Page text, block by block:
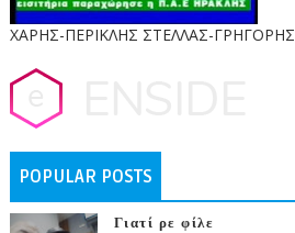
ΧΑΡΗΣ-ΠΕΡΙΚΛΗΣ ΣΤΕΛΛΑΣ-ΓΡΗΓΟΡΗΣ
POPULAR POSTS
Γιατί ρε φίλε